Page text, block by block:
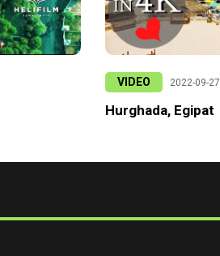
VIDEO 2022-09-27
Hurghada, Egipat